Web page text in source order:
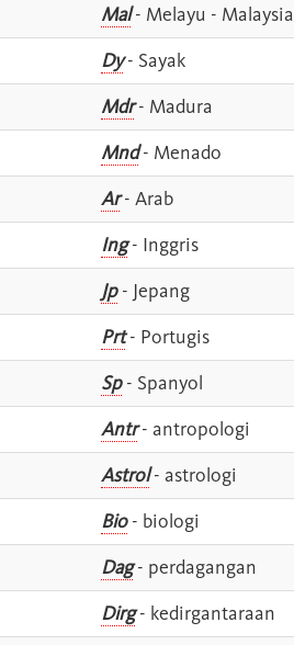
Mal- Melayu - Malaysia
Dy- Sayak
Mdr- Madura
Mnd- Menado
Ar- Arab
Ing- Inggris
Jp- Jepang
Prt- Portugis
Sp- Spanyol
Antr- antropologi
Astrol- astrologi
Bio- biologi
Dag- perdagangan
Dirg- kedirgantaraan